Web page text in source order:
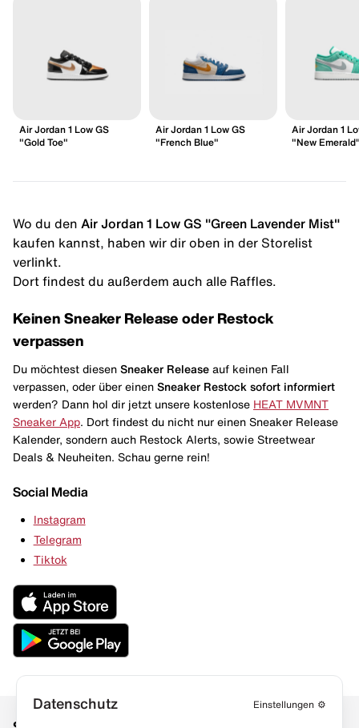
Air Jordan 1 Low GS
"Gold Toe"
Air Jordan 1 Low GS
"French Blue"
Air Jordan 1
"New
Wo du den Air Jordan 1 Low GS "Green Lavender Mist"
kaufen kannst, haben wir dir oben in der Storelist
verlinkt.
Dort findest du außerdem auch alle Raffles.
Keinen Sneaker Release oder Restock
verpassen
Du möchtest diesen Sneaker Release auf keinen Fall
verpassen, oder über einen Sneaker Restock sofort informiert
werden? Dann hol dir jetzt unsere kostenlose HEAT MVMNT
Sneaker App . Dort findest du nicht nur einen Sneaker Release
Kalender, sondern auch Restock Alerts, sowie Streetwear
Deals & Neuheiten. Schau gerne rein!
Social Media
Instagram
Telegram
Tiktok
Datenschutz Einstellungen ⚙️